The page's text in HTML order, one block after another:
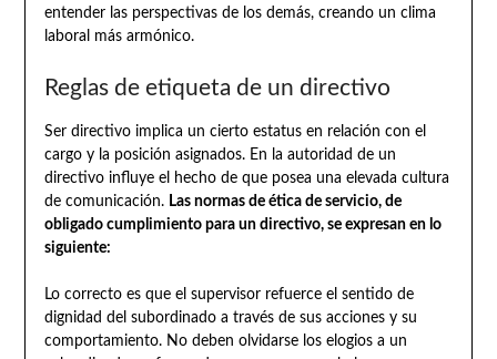
entender las perspectivas de los demás, creando un clima
laboral más armónico.
Reglas de etiqueta de un directivo
Ser directivo implica un cierto estatus en relación con el
cargo y la posición asignados. En la autoridad de un
directivo influye el hecho de que posea una elevada cultura
de comunicación. Las normas de ética de servicio, de
obligado cumplimiento para un directivo, se expresan en lo
siguiente:
Lo correcto es que el supervisor refuerce el sentido de
dignidad del subordinado a través de sus acciones y su
comportamiento. No deben olvidarse los elogios a un